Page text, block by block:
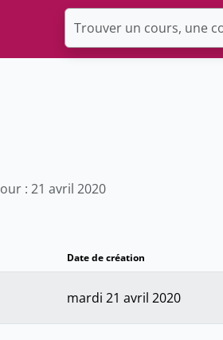
Dropdown
: 21 avril 2020
Date de création
mardi 21 avril 2020